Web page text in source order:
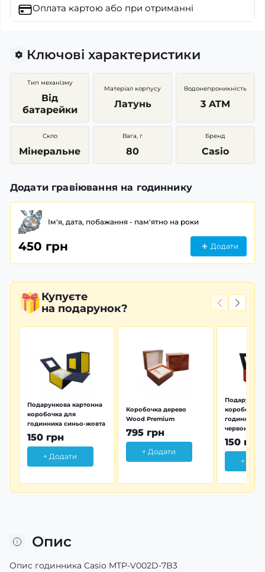
Оплата картою або при отриманні
Ключові характеристики
Тип механізму
Від
батарейки
Матеріал корпусу
Латунь
Водонепроникність
3 ATM
Скло
Мінеральне
Вага, г
80
Бренд
Casio
Додати гравіювання на годиннику
Ім'я, дата, побажання - пам'ятно на роки
450 грн Додати
Купуєте
на подарунок?
Подарункова картонна
коробочка для
годинника синьо-жовта
150 грн
+ Додати
Коробочка дерево
Wood Premium
795 грн
+ Додати
коробочка
годинника
червона
150 грн
+
Опис
Опис годинника Casio MTP-V002D-7B3